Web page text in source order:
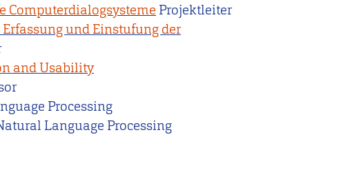
Computerdialogsysteme Projektleiter
und Einstufung der
and Usability
Processing
Language Processing